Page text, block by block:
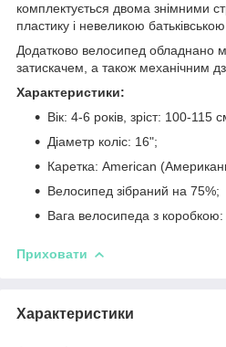
комплектується двома знімними
пластику і невеликою
Додатково велосипед обладнано
затискачем, а також механічним
Характеристики:
Вік: 4-6 років, зріст: 100-115
Діаметр коліс: 16";
Каретка: American
Велосипед зібраний на 75%;
Вага велосипеда з коробкою:
Приховати
Характеристики